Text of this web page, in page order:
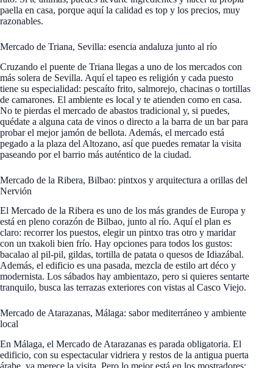
paella en casa, porque aquí la calidad es top y los precios, muy
razonables.
Mercado de Triana, Sevilla: esencia andaluza junto al río
Cruzando el puente de Triana llegas a uno de los mercados con
más solera de Sevilla. Aquí el tapeo es religión y cada puesto
tiene su especialidad: pescaíto frito, salmorejo, chacinas o tortillas
de camarones. El ambiente es local y te atienden como en casa.
No te pierdas el mercado de abastos tradicional y, si puedes,
quédate a alguna cata de vinos o directo a la barra de un bar para
probar el mejor jamón de bellota. Además, el mercado está
pegado a la plaza del Altozano, así que puedes rematar la visita
paseando por el barrio más auténtico de la ciudad.
Mercado de la Ribera, Bilbao: pintxos y arquitectura a orillas del
Nervión
El Mercado de la Ribera es uno de los más grandes de Europa y
está en pleno corazón de Bilbao, junto al río. Aquí el plan es
claro: recorrer los puestos, elegir un pintxo tras otro y maridar
con un txakoli bien frío. Hay opciones para todos los gustos:
bacalao al pil-pil, gildas, tortilla de patata o quesos de Idiazábal.
Además, el edificio es una pasada, mezcla de estilo art déco y
modernista. Los sábados hay ambientazo, pero si quieres sentarte
tranquilo, busca las terrazas exteriores con vistas al Casco Viejo.
Mercado de Atarazanas, Málaga: sabor mediterráneo y ambiente
local
En Málaga, el Mercado de Atarazanas es parada obligatoria. El
edificio, con su espectacular vidriera y restos de la antigua puerta